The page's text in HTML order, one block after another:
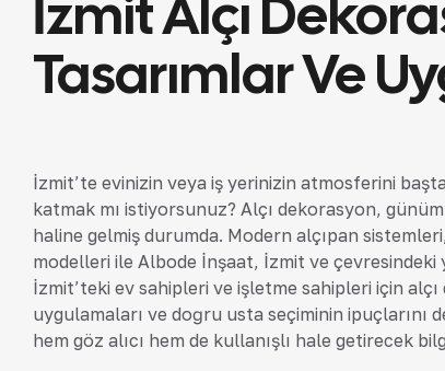
İzmit Alçı
Tasarımlar Ve
İzmit’te evinizin veya iş yerinizin atmosferini
katmak mı istiyorsunuz? Alçı dekorasyon,
haline gelmiş durumda. Modern alçıpan
modelleri ile Albode İnşaat, İzmit ve
İzmit’teki ev sahipleri ve işletme sahipleri için
uygulamaları ve doğru usta seçiminin ipuçlarını
hem göz alıcı hem de kullanışlı hale getirecek